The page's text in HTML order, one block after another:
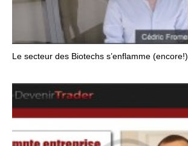
Le secteur des Biotechs s’enflamme (encore!)